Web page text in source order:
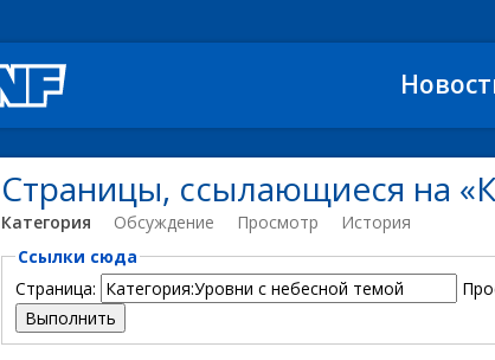
Страницы, ссылающиеся на
Категория Обсуждение Просмотр
История
Ссылки сюда
Страница: